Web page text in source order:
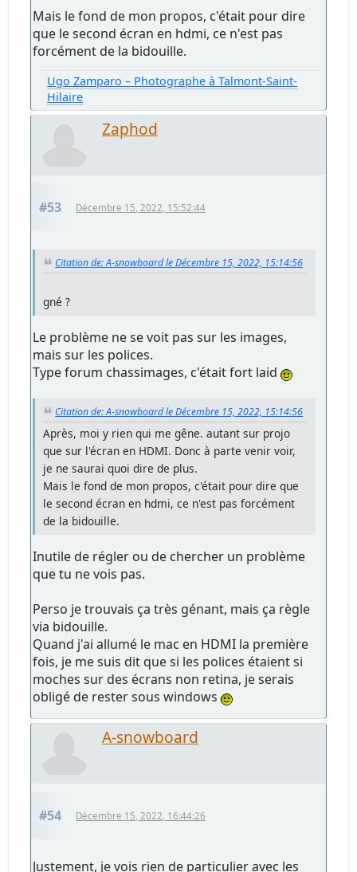
Mais le fond de mon propos, c'était pour dire
que le second écran en hdmi, ce n'est pas
forcément de la bidouille.
Ugo Zamparo – Photographe à Talmont-Saint-
Hilaire
Zaphod
#53 Décembre 15, 2022, 15:52:44
Citation de: A-snowboard le Décembre 15, 2022, 15:14:56
gné ?
Le problème ne se voit pas sur les images,
mais sur les polices.
Type forum chassimages, c'était fort laid
Citation de: A-snowboard le Décembre 15, 2022, 15:14:56
Après, moi y rien qui me gêne. autant sur projo
que sur l'écran en HDMI. Donc à parte venir voir,
je ne saurai quoi dire de plus.
Mais le fond de mon propos, c'était pour dire que
le second écran en hdmi, ce n'est pas forcément
de la bidouille.
Inutile de régler ou de chercher un problème
que tu ne vois pas.
Perso je trouvais ça très génant, mais ça règle
via bidouille.
Quand j'ai allumé le mac en HDMI la première
fois, je me suis dit que si les polices étaient si
moches sur des écrans non retina, je serais
obligé de rester sous windows
A-snowboard
#54 Décembre 15, 2022, 16:44:26
Justement, je vois rien de particulier avec les